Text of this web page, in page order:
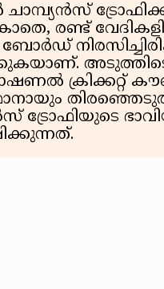
ചാമ്പ്യൻസ്
രണ്ട്
ബോർഡ്
ക്രിക്കറ്റ്
ട്രോഫിയുടെ